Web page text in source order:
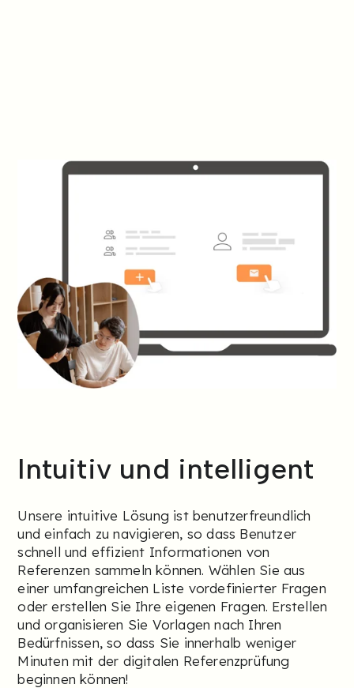
Intuitiv und intelligent
Unsere intuitive Lösung ist benutzerfreundlich
und einfach zu navigieren, so dass Benutzer
schnell und effizient Informationen von
Referenzen sammeln können. Wählen Sie aus
einer umfangreichen Liste vordefinierter Fragen
oder erstellen Sie Ihre eigenen Fragen. Erstellen
und organisieren Sie Vorlagen nach Ihren
Bedürfnissen, so dass Sie innerhalb weniger
Minuten mit der digitalen Referenzprüfung
beginnen können!